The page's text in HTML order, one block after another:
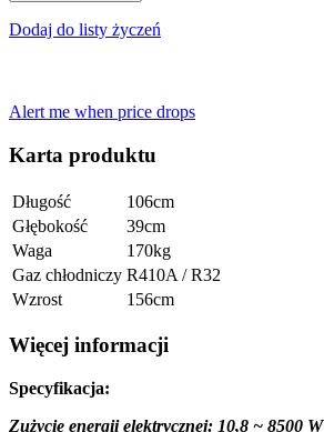
Dodaj do listy życzeń
Alert me when price drops
Karta produktu
Długość
106cm
Głębokość
39cm
Waga
170kg
Gaz chłodniczy R410A / R32
Wzrost
156cm
Więcej informacji
Specyfikacja:
Zużycie energii elektrycznej: 10,8 ~ 8500 W